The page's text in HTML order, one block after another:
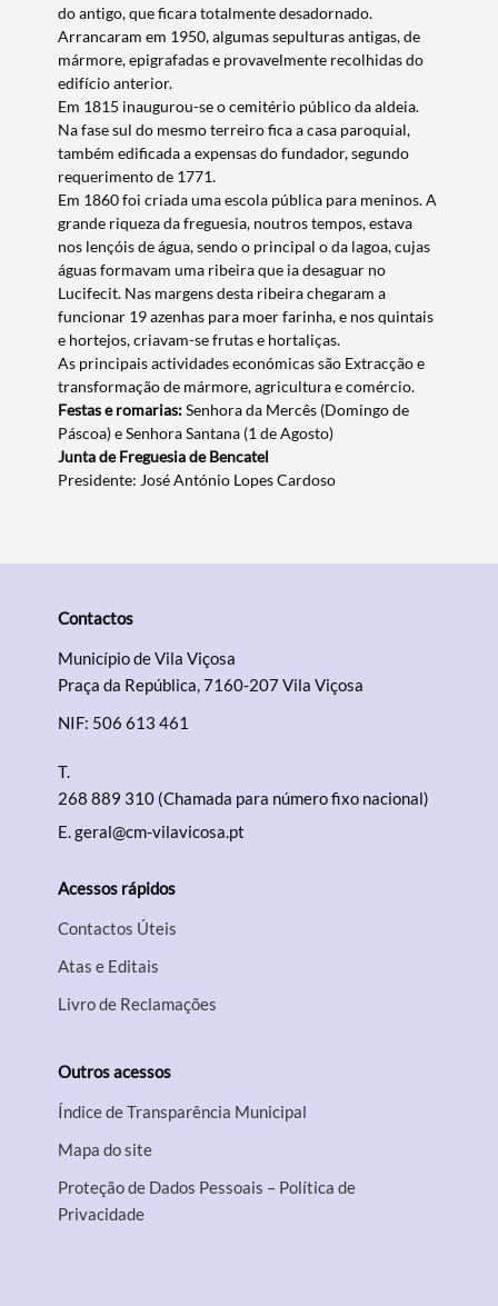
Termo de Pesquisa
Categorias gerais
Filtros
do antigo, que ficara totalmente desadornado.
Arrancaram em 1950, algumas sepulturas antigas, de
mármore, epigrafadas e provavelmente recolhidas do
edifício anterior.
Em 1815 inaugurou-se o cemitério público da aldeia.
Na fase sul do mesmo terreiro fica a casa paroquial,
também edificada a expensas do fundador, segundo
requerimento de 1771.
Em 1860 foi criada uma escola pública para meninos. A
grande riqueza da freguesia, noutros tempos, estava
nos lençóis de água, sendo o principal o da lagoa, cujas
águas formavam uma ribeira que ia desaguar no
Lucifecit. Nas margens desta ribeira chegaram a
funcionar 19 azenhas para moer farinha, e nos quintais
e hortejos, criavam-se frutas e hortaliças.
As principais actividades económicas são Extracção e
transformação de mármore, agricultura e comércio.
Festas e romarias:Senhora da Mercês (Domingo de
Páscoa) e Senhora Santana (1 de Agosto)
Junta de Freguesia de Bencatel
Presidente: José António Lopes Cardoso
Contactos
Município de Vila Viçosa
Praça da República, 7160-207 Vila Viçosa
NIF: 506 613 461
T.
268 889 310 (Chamada para número fixo nacional)
E.geral@cm-vilavicosa.pt
Acessos rápidos
Contactos Úteis
Atas e Editais
Livro de Reclamações
Outros acessos
Índice de Transparência Municipal
Mapa do site
Proteção de Dados Pessoais – Política de
Privacidade